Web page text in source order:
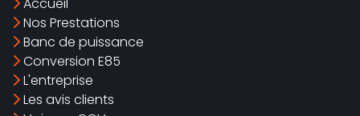
Accueil
Nos Prestations
Banc de puissance
Conversion E85
L'entreprise
Les avis clients